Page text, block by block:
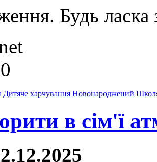
Будь ласка
Дитяче харчування Новонароджений
в сім'ї